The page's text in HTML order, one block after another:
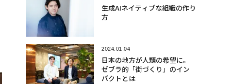
生成AIネイティブな組織の作り
方
2024.01.04
日本の地方が人類の希望に。
ゼブラ的「街づくり」のイン
パクトとは